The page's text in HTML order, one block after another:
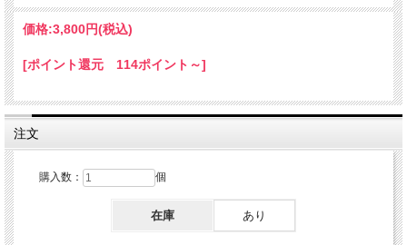
価格:3,800円(税込)
[ポイント還元 114ポイント～]
注文
購入数： 個
在庫 あり